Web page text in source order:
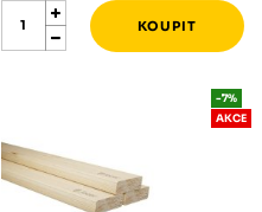
-7%
AKCE